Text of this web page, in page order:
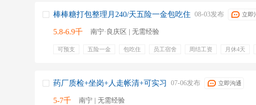
棒棒糖打包整理月240/天五险一金包吃住 08-03发布 立即
5.8-6.9千 南宁·良庆区 | 无需经验
可预支 五险一金 包吃住 员工宿舍 周结工资 月休4天
药厂质检+坐岗+人走帐清+可实习 07-06发布 立即沟通
5-7千 南宁 | 无需经验